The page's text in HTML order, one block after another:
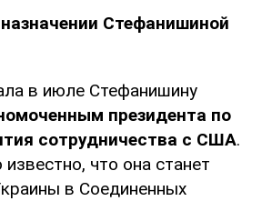
Стефанишиной
в июле Стефанишину
президента по
сотрудничества с США.
что она станет
в Соединенных